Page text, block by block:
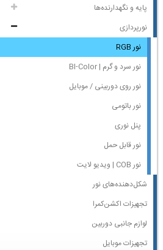
پایه و نگهدارنده‌ها
نورپردازی
نور RGB
نور سرد و گرم | BI-Color
نور روی‌ دوربینی / موبایل
نور باتومی
پنل نوری
نور قابل حمل
نور COB | ویدیو لایت
شکل‌دهنده‌های نور
تجهیزات اکشن‌کمرا
لوازم جانبی دوربین
تجهیزات موبایل